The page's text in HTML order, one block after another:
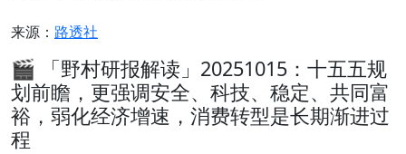
来源： 路透社
🎬 「野村研报解读」20251015：十五五规
划前瞻，更强调安全、科技、稳定、共同富
裕，弱化经济增速，消费转型是长期渐进过
程